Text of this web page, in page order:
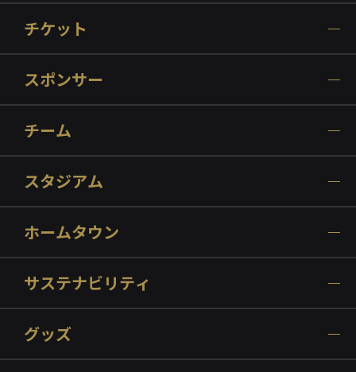
チケット
スポンサー
チーム
スタジアム
ホームタウン
サステナビリティ
グッズ